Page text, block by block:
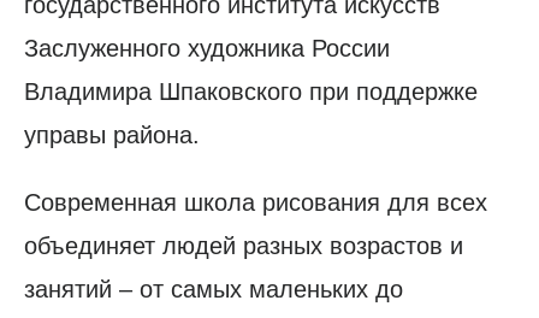
государственного института искусств
Заслуженного художника России
Владимира Шпаковского при поддержке
управы района.
Современная школа рисования для всех
объединяет людей разных возрастов и
занятий – от самых маленьких до